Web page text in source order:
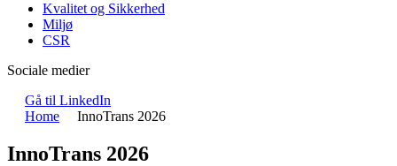
Kvalitet og Sikkerhed
Miljø
CSR
Sociale medier
Gå til LinkedIn
Home
InnoTrans 2026
InnoTrans 2026